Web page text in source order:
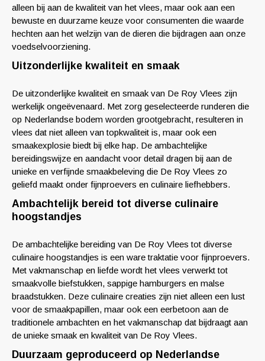
alleen bij aan de kwaliteit van het vlees, maar ook aan een
bewuste en duurzame keuze voor consumenten die waarde
hechten aan het welzijn van de dieren die bijdragen aan onze
voedselvoorziening.
Uitzonderlijke kwaliteit en smaak
De uitzonderlijke kwaliteit en smaak van De Roy Vlees zijn
werkelijk ongeëvenaard. Met zorg geselecteerde runderen die
op Nederlandse bodem worden grootgebracht, resulteren in
vlees dat niet alleen van topkwaliteit is, maar ook een
smaakexplosie biedt bij elke hap. De ambachtelijke
bereidingswijze en aandacht voor detail dragen bij aan de
unieke en verfijnde smaakbeleving die De Roy Vlees zo
geliefd maakt onder fijnproevers en culinaire liefhebbers.
Ambachtelijk bereid tot diverse culinaire
hoogstandjes
De ambachtelijke bereiding van De Roy Vlees tot diverse
culinaire hoogstandjes is een ware traktatie voor fijnproevers.
Met vakmanschap en liefde wordt het vlees verwerkt tot
smaakvolle biefstukken, sappige hamburgers en malse
braadstukken. Deze culinaire creaties zijn niet alleen een lust
voor de smaakpapillen, maar ook een eerbetoon aan de
traditionele ambachten en het vakmanschap dat bijdraagt aan
de unieke smaak en kwaliteit van De Roy Vlees.
Duurzaam geproduceerd op Nederlandse